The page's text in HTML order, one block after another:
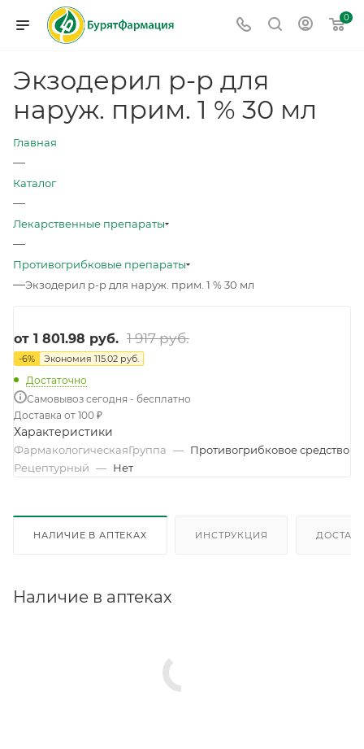
0
Экзодерил р-р для
наруж. прим. 1 % 30 мл
Главная
—
Каталог
—
Лекарственные препараты
—
Противогрибковые препараты
—Экзодерил р-р для наруж. прим. 1 % 30 мл
от 1 801.98 руб. 1 917 руб.
-6% Экономия 115.02 руб.
Достаточно
Самовывоз сегодня - бесплатно
Доставка от 100 ₽
Характеристики
ФармакологическаяГруппа — Противогрибковое средство
Рецептурный — Нет
НАЛИЧИЕ В АПТЕКАХ ИНСТРУКЦИЯ
Наличие в аптеках